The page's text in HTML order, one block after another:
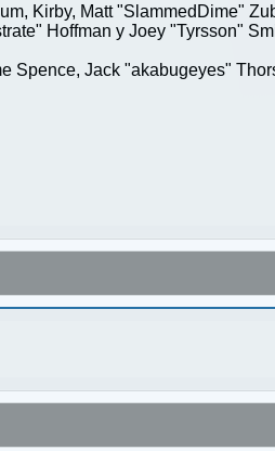
Kirby, Matt "SlammedDime"
Hoffman y Joey "Tyrsson"
Spence, Jack "akabugeyes"